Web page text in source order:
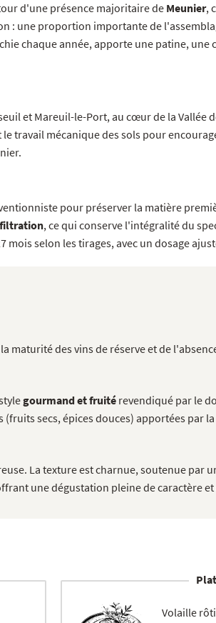
d'une présence majoritaire de Meunier,
: une proportion importante de
chaque année, apporte une patine,
et Mareuil-le-Port, au cœur de la
travail mécanique des sols pour
pour préserver la matière
filtration, ce qui conserve l'intégralité du
mois selon les tirages, avec un dosage
maturité des vins de réserve et de
gourmand et fruité revendiqué par le
secs, épices douces) apportées par
La texture est charnue, soutenue
une dégustation pleine de caractère et
Volaille